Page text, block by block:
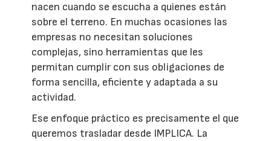
nacen cuando se escucha a quienes están
sobre el terreno. En muchas ocasiones las
empresas no necesitan soluciones
complejas, sino herramientas que les
permitan cumplir con sus obligaciones de
forma sencilla, eficiente y adaptada a su
actividad.
Ese enfoque práctico es precisamente el que
queremos trasladar desde IMPLICA. La